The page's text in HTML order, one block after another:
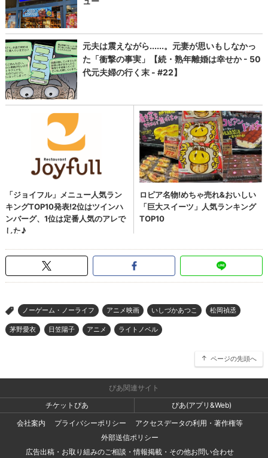
> ノーゲーム・ノーライフ アニメ映画 いしづかあつこ 松岡禎丞
茅野愛衣 日笠陽子 アニメ ライトノベル
ページの先頭へ
ぴあ関連サイト
チケットぴあ
ぴあ(アプリ&Web)
会社案内
プライバシーポリシー
アクセスデータの利用・著作権等
外部送信ポリシー
広告出稿・お取り組みのご相談・情報掲載・その他お問い合わせ